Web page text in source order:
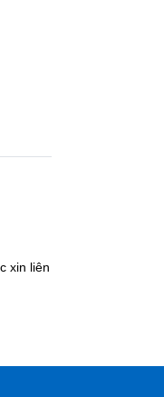
xin liên